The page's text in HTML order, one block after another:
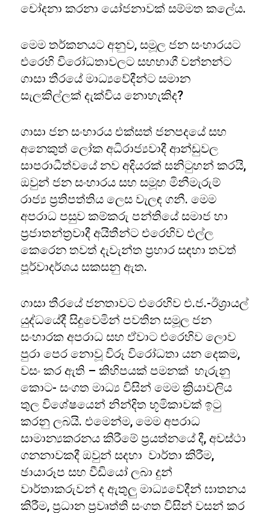
චෝදනා කරනා යෝජනාවක් සම්මත කලේය.
මෙම තර්කනයට අනුව, සමූල ජන සංහාරයට
එරෙහි විරෝධතාවලට සහභාගී වන්නන්ට
ගාසා තීරයේ මාධ්‍යවේදීන්ට සමාන
සැලකිල්ලක් දැක්විය නොහැකිද?
ගාසා ජන සංහාරය එක්සත් ජනපදයේ සහ
අනෙකුත් ලෝක අධිරාජ්‍යවාදී ආන්ඩුවල
සාපරාධීත්වයේ නව අදියරක් සනිටුහන් කරයි,
ඔවුන් ජන සංහාරය සහ සමූහ මිනීමැරුම්
රාජ්‍ය ප්‍රතිපත්තිය ලෙස වැලඳ ගනී. මෙම
අපරාධ පසුව කම්කරු පන්තියේ සමාජ හා
ප්‍රජාතන්ත්‍රවාදී අයිතීන්ට එරෙහිව එල්ල
කෙරෙන තවත් දැවැන්ත ප්‍රහාර සඳහා තවත්
පූර්වාදර්ශය සකසනු ඇත.
ගාසා තීරයේ ජනතාවට එරෙහිව එ.ජ.-ඊශ්‍රායල්
යුද්ධයේදී සිදුවෙමින් පවතින සමූල ජන
සංහාරක අපරාධ සහ ඒවාට එරෙහිව ලොව
පුරා පෙර නොවූ විරූ විරෝධතා යන දෙකම,
වසං කර ඇති – කිහිපයක් පමනක් හැරුනු
කොට- සංගත මාධ්‍ය විසින් මෙම ක්‍රියාවලිය
තුල විශේෂයෙන් නින්දිත භූමිකාවක් ඉටු
කරනු ලබයි. එමෙන්ම, මෙම අපරාධ
සාමාන්‍යකරනය කිරීමේ ප්‍රයත්නයේ දී, අවස්ථා
ගනනාවකදී ඔවුන් සදහා වාර්තා කිරීම,
ඡායාරූප සහ වීඩියෝ ලබා දුන්
වාර්තාකරුවන් ද ඇතුලු මාධ්‍යවේදීන් ඝාතනය
කිරීම, ප්‍රධාන ප්‍රවෘත්ති සංගත විසින් වසන් කර